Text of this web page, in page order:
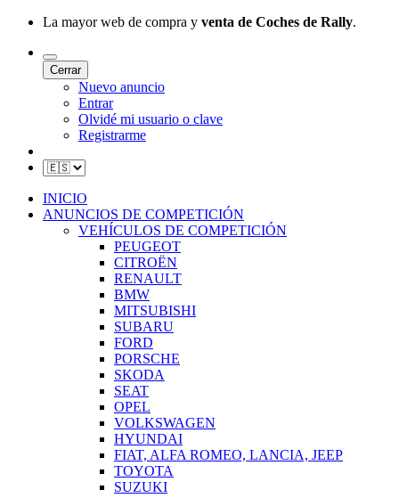
La mayor web de compra y venta de Coches de Rally.
Cerrar
Nuevo anuncio
Entrar
Olvidé mi usuario o clave
Registrarme
INICIO
ANUNCIOS DE COMPETICIÓN
VEHÍCULOS DE COMPETICIÓN
PEUGEOT
CITROËN
RENAULT
BMW
MITSUBISHI
SUBARU
FORD
PORSCHE
SKODA
SEAT
OPEL
VOLKSWAGEN
HYUNDAI
FIAT, ALFA ROMEO, LANCIA, JEEP
TOYOTA
SUZUKI